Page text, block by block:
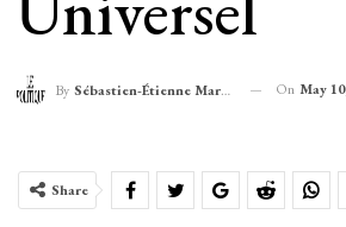
By Sébastien-Étienne Marechal On May
Share